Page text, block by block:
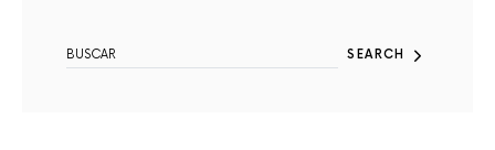
SEARCH